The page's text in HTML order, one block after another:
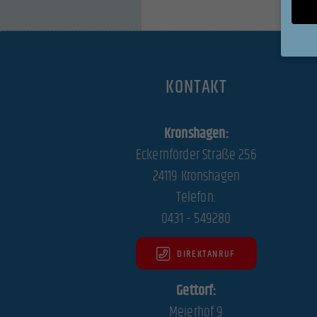
KONTAKT
Kronshagen:
Eckernförder Straße 256
24119 Kronshagen
Telefon:
0431 – 549280
DIREKTANRUF
Gettorf:
Meierhof 9
Ihre
Wir
und
Hier